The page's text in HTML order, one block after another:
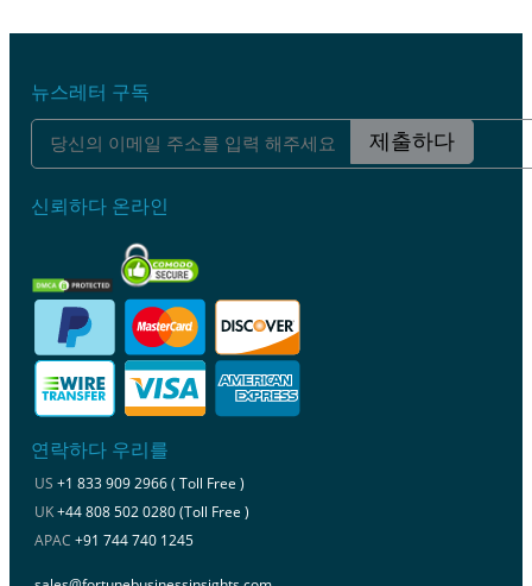
뉴스레터 구독
제출하다
신뢰하다 온라인
연락하다 우리를
US +1 833 909 2966 ( Toll Free )
UK+44 808 502 0280 (Toll Free )
APAC +91 744 740 1245